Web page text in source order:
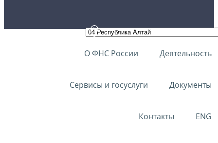
О ФНС России Деятельность
Сервисы и госуслуги Документы
Контакты ENG